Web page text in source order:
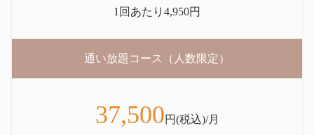
1回あたり4,950円
通い放題コース（人数限定）
37,500円(税込)/月